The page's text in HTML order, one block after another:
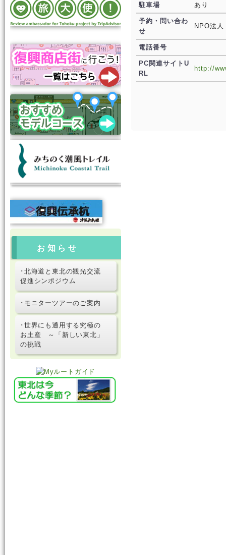
お知らせ
･北海道と東北の観光交流
促進シンポジウム
･モニターツアーのご案内
･世界にも通用する究極の
お土産 ～「新しい東北」
の挑戦
駐車場 あり
予約・問い合わ
せ
NPO法
電話番号
PC関連サイトU
RL
http://